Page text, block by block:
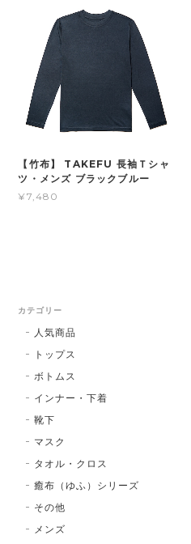
【竹布】 TAKEFU 長袖Ｔシャ
ツ・メンズ ブラックブルー
¥7,480
カテゴリー
人気商品
トップス
ボトムス
インナー・下着
靴下
マスク
タオル・クロス
癒布（ゆふ）シリーズ
その他
メンズ